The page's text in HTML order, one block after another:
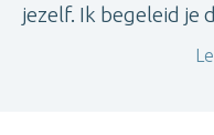
jezelf. Ik begeleid je